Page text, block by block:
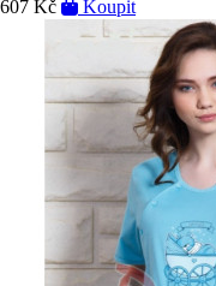
607 Kč
Koupit